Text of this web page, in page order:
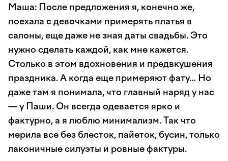
Маша: После предложения я, конечно же,
поехала с девочками примерять платья в
салоны, еще даже не зная даты свадьбы. Это
нужно сделать каждой, как мне кажется.
Столько в этом вдохновения и предвкушения
праздника. А когда еще примеряют фату… Но
даже там я понимала, что главный наряд у нас
— у Паши. Он всегда одевается ярко и
фактурно, а я люблю минимализм. Так что
мерила все без блесток, пайеток, бусин, только
лаконичные силуэты и ровные фактуры.